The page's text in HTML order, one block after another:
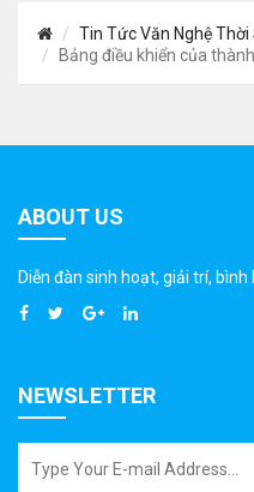
Tin Tức Văn Nghệ Thời
Bảng điều khiển của
ABOUT US
Diễn đàn sinh hoạt, giải trí, bình
NEWSLETTER